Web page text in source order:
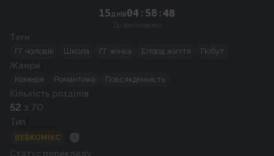
15днів04 : 58 : 48
До фестивалю
Теги
ГГ чоловік Школа ГГ жінка Епізод життя Побут
Жанри
Комедія Романтика Повсякденність
Кількість розділів
52 з 70
Тип
ВЕБКОМІКС
Статус перекладу